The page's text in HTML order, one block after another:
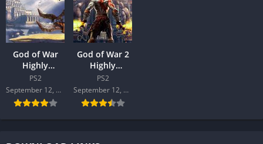
God of War
Highly
Compressed
PS2
PS2
September 12, 2022
God of War 2
Highly
Compressed
PS2
PS2
September 12, 2022